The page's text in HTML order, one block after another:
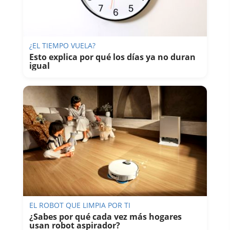
¿EL TIEMPO VUELA?
Esto explica por qué los días ya no duran
igual
EL ROBOT QUE LIMPIA POR TI
¿Sabes por qué cada vez más hogares
usan robot aspirador?